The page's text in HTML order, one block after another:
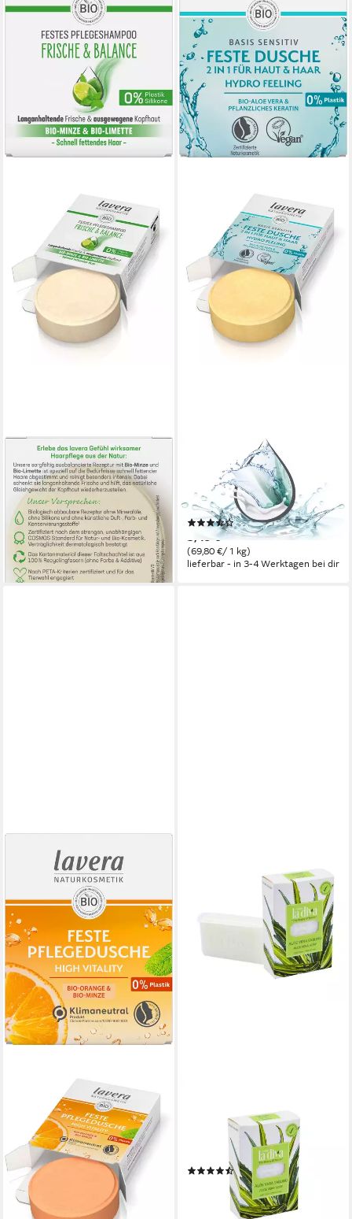
LAVERA
Festes Haarshampoo Festes
Pflegeshampoo Frische &
Balance
2,99 €
(5,98 €/ 100 g)
lieferbar - in 2-3 Werktagen bei dir
Festes Haarshampoo lavera -
Feste Dusche 2 in 1 basis
sensitive Hydro Feeling
(3)
3,49 €
(69,80 €/ 1 kg)
lieferbar - in 3-4 Werktagen bei dir
100 g, 1-tlg.,
feuchtigkeitsspendend
(2)
(69,90 €/ 1 kg)
lieferbar - in 3-4 Werktagen bei dir